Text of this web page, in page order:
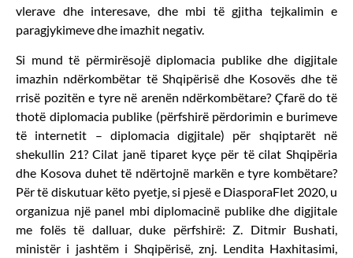
vlerave dhe interesave, dhe mbi të gjitha tejkalimin e
paragjykimeve dhe imazhit negativ.
Si mund të përmirësojë diplomacia publike dhe digjitale
imazhin ndërkombëtar të Shqipërisë dhe Kosovës dhe të
rrisë pozitën e tyre në arenën ndërkombëtare? Çfarë do të
thotë diplomacia publike (përfshirë përdorimin e burimeve
të internetit – diplomacia digjitale) për shqiptarët në
shekullin 21? Cilat janë tiparet kyçe për të cilat Shqipëria
dhe Kosova duhet të ndërtojnë markën e tyre kombëtare?
Për të diskutuar këto pyetje, si pjesë e DiasporaFlet 2020, u
organizua një panel mbi diplomacinë publike dhe digjitale
me folës të dalluar, duke përfshirë: Z. Ditmir Bushati,
ministër i jashtëm i Shqipërisë, znj. Lendita Haxhitasimi,